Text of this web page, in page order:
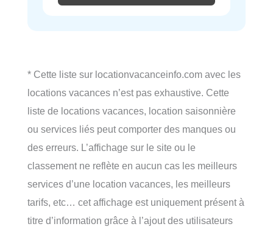
* Cette liste sur locationvacanceinfo.com avec les
locations vacances n’est pas exhaustive. Cette
liste de locations vacances, location saisonnière
ou services liés peut comporter des manques ou
des erreurs. L’affichage sur le site ou le
classement ne reflète en aucun cas les meilleurs
services d’une location vacances, les meilleurs
tarifs, etc… cet affichage est uniquement présent à
titre d’information grâce à l’ajout des utilisateurs